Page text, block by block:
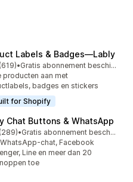
Labels & Badges—Lably
5 sterren
in totaal
•
Gratis abonnement beschikbaar
producten aan met
badges en stickers
for Shopify
Chat Buttons & WhatsApp
5 sterren
in totaal
•
Gratis abonnement beschikbaar
chat, Facebook
Line en meer dan 20
toe